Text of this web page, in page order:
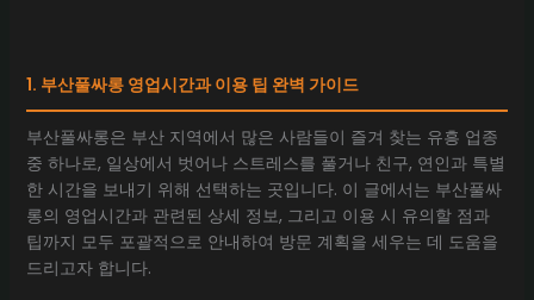
1. 부산풀싸롱 영업시간과 이용 팁 완벽 가이드
부산풀싸롱은 부산 지역에서 많은 사람들이 즐겨 찾는 유흥 업종
중 하나로, 일상에서 벗어나 스트레스를 풀거나 친구, 연인과 특별
한 시간을 보내기 위해 선택하는 곳입니다. 이 글에서는 부산풀싸
롱의 영업시간과 관련된 상세 정보, 그리고 이용 시 유의할 점과
팁까지 모두 포괄적으로 안내하여 방문 계획을 세우는 데 도움을
드리고자 합니다.